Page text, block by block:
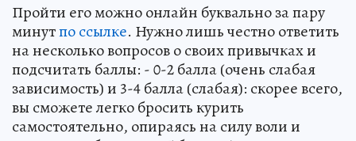
Пройти его можно онлайн буквально за пару
минутпо ссылке. Нужно лишь честно ответить
на несколько вопросов о своих привычках и
подсчитать баллы: - 0-2 балла (очень слабая
зависимость) и 3-4 балла (слабая): скорее всего,
вы сможете легко бросить курить
самостоятельно, опираясь на силу воли и